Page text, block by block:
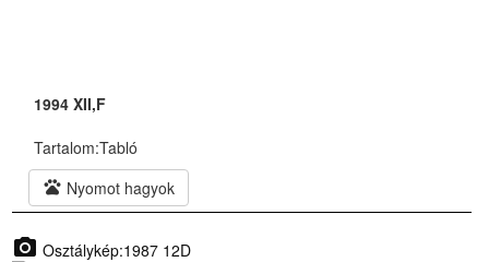
1994 XII,F
Tartalom:Tabló
pets Nyomot hagyok
photo_camera Osztálykép:1987 12D